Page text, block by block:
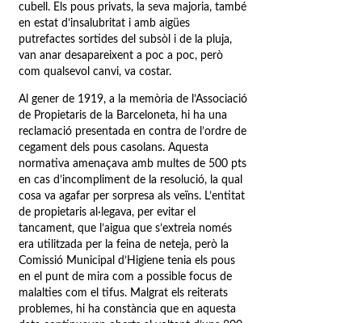
cubell. Els pous privats, la seva majoria, també
en estat d’insalubritat i amb aigües
putrefactes sortides del subsòl i de la pluja,
van anar desapareixent a poc a poc, però
com qualsevol canvi, va costar.
Al gener de 1919, a la memòria de l’Associació
de Propietaris de la Barceloneta, hi ha una
reclamació presentada en contra de l’ordre de
cegament dels pous casolans. Aquesta
normativa amenaçava amb multes de 500 pts
en cas d’incompliment de la resolució, la qual
cosa va agafar per sorpresa als veïns. L’entitat
de propietaris al·legava, per evitar el
tancament, que l’aigua que s’extreia només
era utilitzada per la feina de neteja, però la
Comissió Municipal d’Higiene tenia els pous
en el punt de mira com a possible focus de
malalties com el tifus. Malgrat els reiterats
problemes, hi ha constància que en aquesta